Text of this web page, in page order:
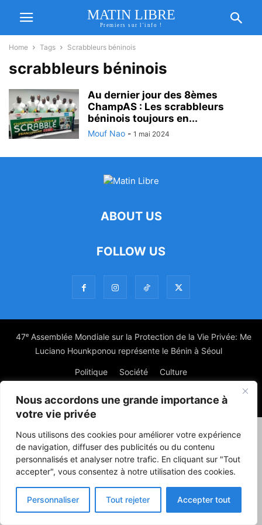
Nous accordons une grande importance à
votre vie privée
Nous utilisons des cookies pour améliorer votre expérience
de navigation, diffuser des publicités ou du contenu
personnalisés et analyser notre trafic. En cliquant sur "Tout
accepter", vous consentez à notre utilisation des cookies.
Personnaliser Tout rejeter Accepter tout
MATIN LIBRE
Premiers sur l'info !
Home Tags Scrabbleurs béninois
scrabbleurs béninois
Au dernier jour des 8èmes
ChampAS : Les scrabbleurs
béninois toujours en...
Mouf Nao - 1 mai 2024
ABOUT US
FOLLOW US
47ᵉ Assemblée Mondiale sur la Protection de la Vie Privée: Me
Luciano Hounkponou représente le Bénin à Séoul
Politique Société Culture
© Powered by digitXplus Francophone